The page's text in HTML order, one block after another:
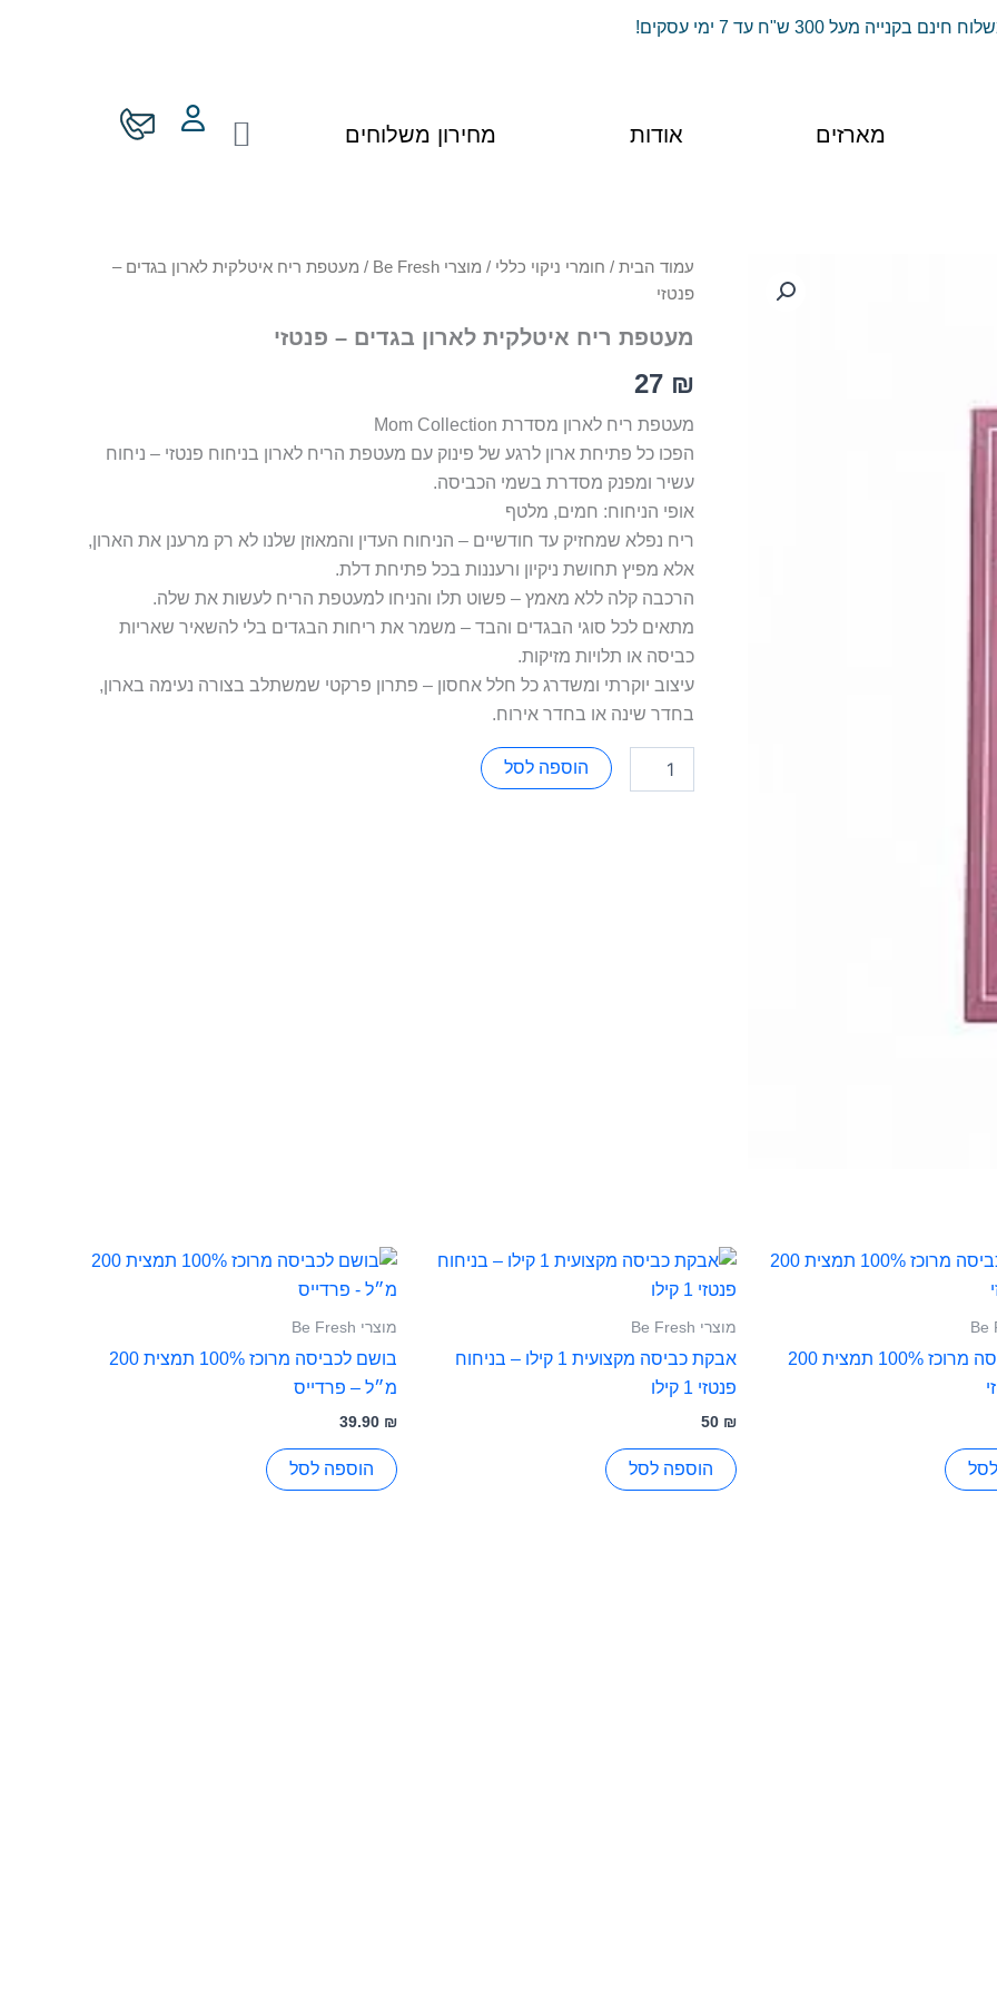
חינם בקנייה מעל 300 ש"ח עד 7 ימי עסקים!
עגלת
מארזים אודות מחירון משלוחים
עמוד הבית / חומרי ניקוי כללי / מוצרי Be Fresh
/ מעטפת ריח איטלקית לארון בגדים –
פנטזי
מעטפת ריח איטלקית לארון בגדים – פנטזי
27 ₪
מעטפת ריח לארון מסדרת Mom Collection
הפכו כל פתיחת ארון לרגע של פינוק עם מעטפת הריח לארון בניחוח פנטזי – ניחוח
עשיר ומפנק מסדרת בשמי הכביסה.
אופי הניחוח: חמים, מלטף
ריח נפלא שמחזיק עד חודשיים – הניחוח העדין והמאוזן שלנו לא רק מרענן את הארון,
אלא מפיץ תחושת ניקיון ורעננות בכל פתיחת דלת.
הרכבה קלה ללא מאמץ – פשוט תלו והניחו למעטפת הריח לעשות את שלה.
מתאים לכל סוגי הבגדים והבד – משמר את ריחות הבגדים בלי להשאיר שאריות
כביסה או תלויות מזיקות.
עיצוב יוקרתי ומשדרג כל חלל אחסון – פתרון פרקטי שמשתלב בצורה נעימה בארון,
בחדר שינה או בחדר אירוח.
כמות
של
ריח
לארון
בגדים
-
הוספה לסל
בושם לכביסה מרוכז 100% תמצית 200
מוצרי Be Fresh
אבקת כביסה מקצועית 1 קילו – בניחוח
פנטזי 1 קילו
50 ₪
הוספה לסל
מוצרי Be Fresh
בושם לכביסה מרוכז 100% תמצית 200
מ״ל – פרדייס
39.90 ₪
הוספה לסל